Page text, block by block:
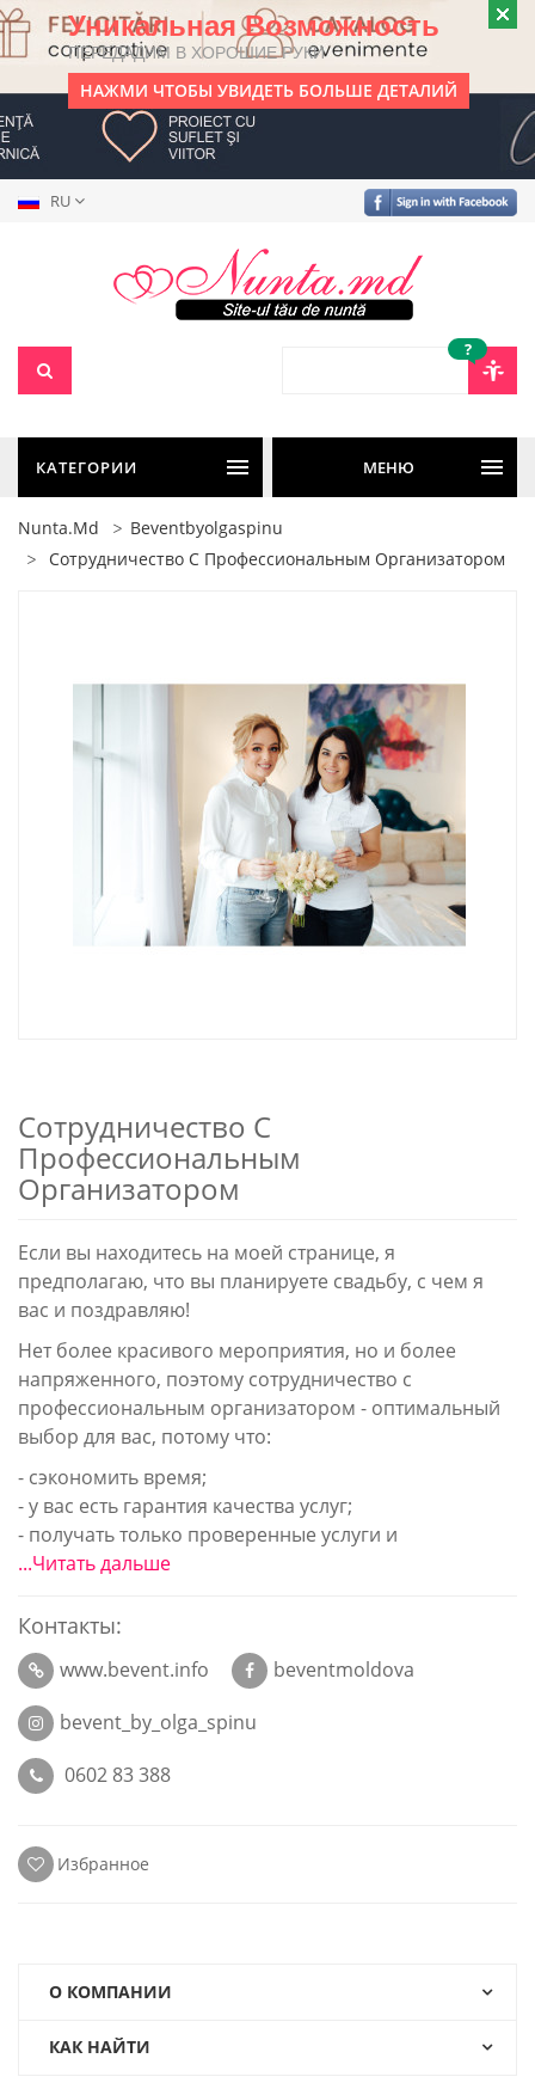
Уникальная Возможность
ПЕРЕДАДИМ В ХОРОШИЕ РУКИ
НАЖМИ ЧТОБЫ УВИДЕТЬ БОЛЬШЕ ДЕТАЛИЙ
RU
?
КАТЕГОРИИ МЕНЮ
Nunta.md
Beventbyolgaspinu
Cотрудничество С Профессиональным Организатором
Cотрудничество С
Профессиональным
Организатором
Если вы находитесь на моей странице, я
предполагаю, что вы планируете свадьбу, с чем я
вас и поздравляю!
Нет более красивого мероприятия, но и более
напряженного, поэтому сотрудничество с
профессиональным организатором - оптимальный
выбор для вас, потому что:
- сэкономить время;
- у вас есть гарантия качества услуг;
- получать только проверенные услуги и
...Читать дальше
Контакты:
www.bevent.info
beventmoldova
bevent_by_olga_spinu
0602 83 388
Избранное
О КОМПАНИИ
КАК НАЙТИ